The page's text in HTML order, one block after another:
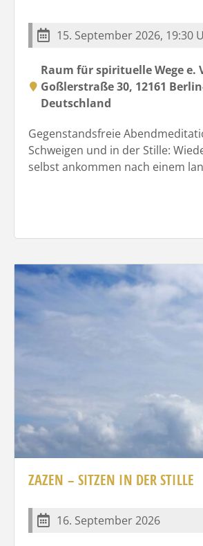
15. September 2026, 19:30
Raum für spirituelle Wege e.
Goßlerstraße 30, 12161
Deutschland
Gegenstandsfreie
Schweigen und in der Stille:
selbst ankommen nach einem
ZAZEN – SITZEN IN DER STILLE
16. September 2026